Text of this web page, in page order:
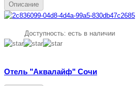
Описание
Доступность: есть в наличии
Отель "Аквалайф" Сочи